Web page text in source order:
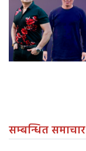
सम्बन्धित समाचार